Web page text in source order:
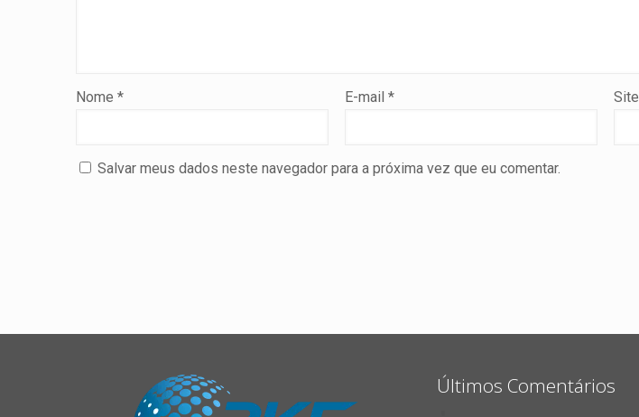
Nome * E-mail* Site
Salvar meus dados neste navegador para a próxima vez que eu comentar.
Últimos Comentários